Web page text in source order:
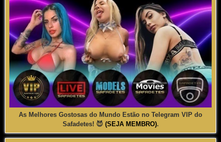
As Melhores Gostosas do Mundo Estão no Telegram VIP do
Safadetes! 😈 (SEJA MEMBRO).